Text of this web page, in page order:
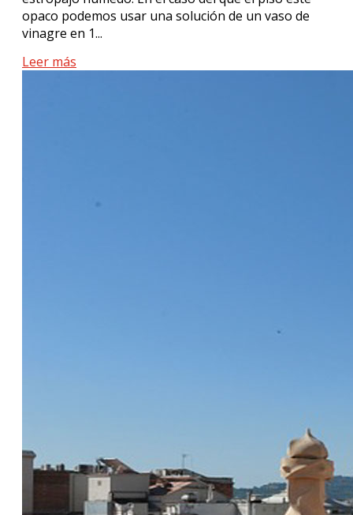
opaco podemos usar una solución de un vaso de
vinagre en 1...
Leer más